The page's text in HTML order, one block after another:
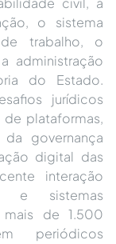
o sistema
trabalho, o
administração
do Estado.
jurídicos
plataformas,
governança
digital das
interação
e sistemas
de 1.500
periódicos